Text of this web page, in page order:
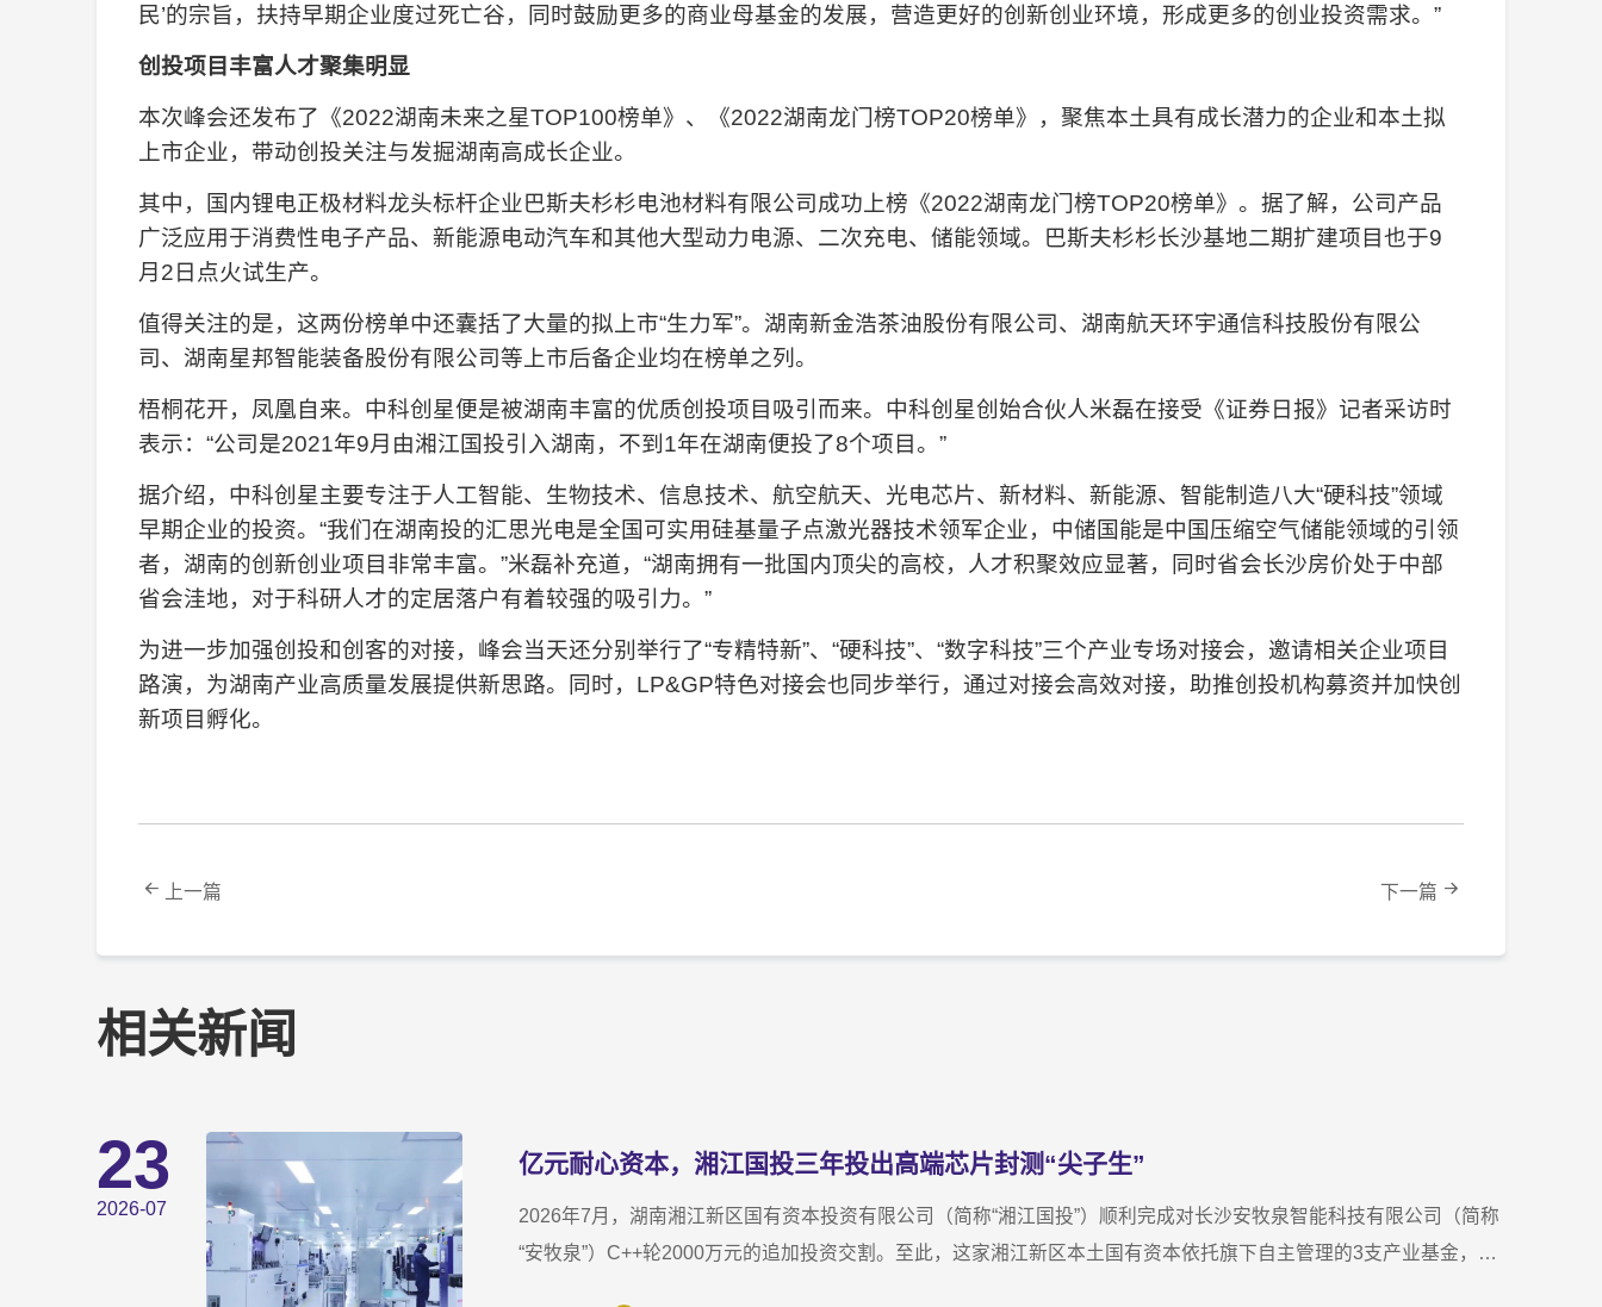
民’的宗旨，扶持早期企业度过死亡谷，同时鼓励更多的商业母基金的发展，营造更好的创新创业环境，形成更多的创业投资需求。”
创投项目丰富人才聚集明显
本次峰会还发布了《2022湖南未来之星TOP100榜单》、《2022湖南龙门榜TOP20榜单》，聚焦本土具有成长潜力的企业和本土拟
上市企业，带动创投关注与发掘湖南高成长企业。
其中，国内锂电正极材料龙头标杆企业巴斯夫杉杉电池材料有限公司成功上榜《2022湖南龙门榜TOP20榜单》。据了解，公司产品
广泛应用于消费性电子产品、新能源电动汽车和其他大型动力电源、二次充电、储能领域。巴斯夫杉杉长沙基地二期扩建项目也于9
月2日点火试生产。
值得关注的是，这两份榜单中还囊括了大量的拟上市“生力军”。湖南新金浩茶油股份有限公司、湖南航天环宇通信科技股份有限公
司、湖南星邦智能装备股份有限公司等上市后备企业均在榜单之列。
梧桐花开，凤凰自来。中科创星便是被湖南丰富的优质创投项目吸引而来。中科创星创始合伙人米磊在接受《证券日报》记者采访时
表示：“公司是2021年9月由湘江国投引入湖南，不到1年在湖南便投了8个项目。”
据介绍，中科创星主要专注于人工智能、生物技术、信息技术、航空航天、光电芯片、新材料、新能源、智能制造八大“硬科技”领域
早期企业的投资。“我们在湖南投的汇思光电是全国可实用硅基量子点激光器技术领军企业，中储国能是中国压缩空气储能领域的引领
者，湖南的创新创业项目非常丰富。”米磊补充道，“湖南拥有一批国内顶尖的高校，人才积聚效应显著，同时省会长沙房价处于中部
省会洼地，对于科研人才的定居落户有着较强的吸引力。”
为进一步加强创投和创客的对接，峰会当天还分别举行了“专精特新”、“硬科技”、“数字科技”三个产业专场对接会，邀请相关企业项目
路演，为湖南产业高质量发展提供新思路。同时，LP&GP特色对接会也同步举行，通过对接会高效对接，助推创投机构募资并加快创
新项目孵化。
上一篇 下一篇
相关新闻
23
2026-07
亿元耐心资本，湘江国投三年投出高端芯片封测“尖子生”
2026年7月，湖南湘江新区国有资本投资有限公司（简称“湘江国投”）顺利完成对长沙安牧泉智能科技有限公司（简称
“安牧泉”）C++轮2000万元的追加投资交割。至此，这家湘江新区本土国有资本依托旗下自主管理的3支产业基金，累